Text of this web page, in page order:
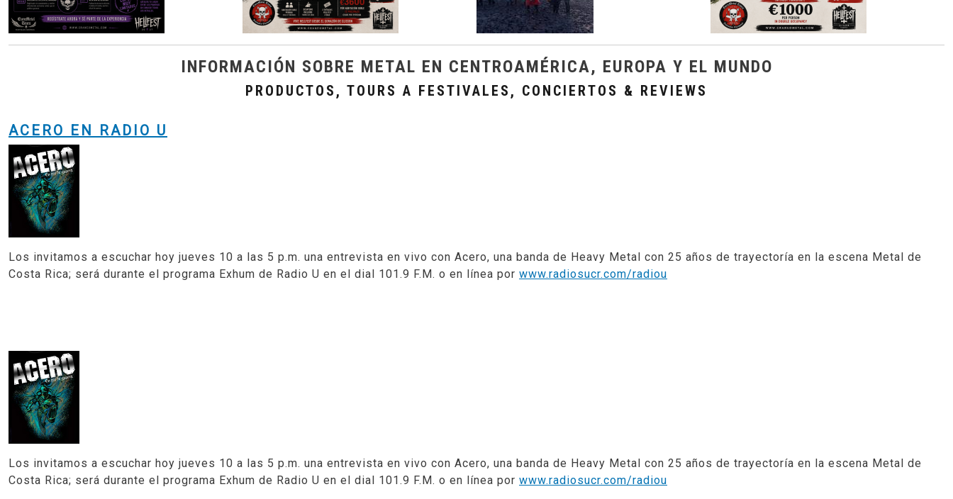
INFORMACIÓN SOBRE METAL EN CENTROAMÉRICA, EUROPA Y EL MUNDO
PRODUCTOS, TOURS A FESTIVALES, CONCIERTOS & REVIEWS
ACERO EN RADIO U
Los invitamos a escuchar hoy jueves 10 a las 5 p.m. una entrevista en vivo con Acero, una banda de Heavy Metal con 25 años de trayectoría en la escena Metal de
Costa Rica; será durante el programa Exhum de Radio U en el dial 101.9 F.M. o en línea por www.radiosucr.com/radiou
Los invitamos a escuchar hoy jueves 10 a las 5 p.m. una entrevista en vivo con Acero, una banda de Heavy Metal con 25 años de trayectoría en la escena Metal de
Costa Rica; será durante el programa Exhum de Radio U en el dial 101.9 F.M. o en línea por www.radiosucr.com/radiou